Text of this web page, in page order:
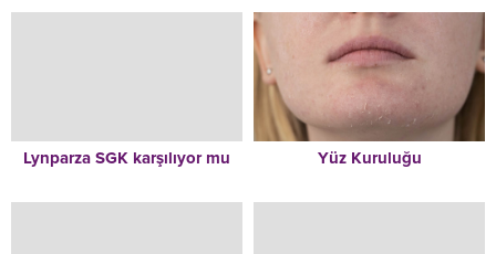
Lynparza SGK karşılıyor mu Yüz Kuruluğu